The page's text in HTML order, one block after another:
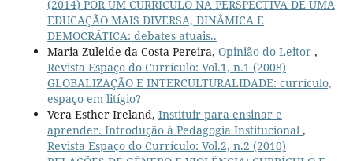
(2014) POR UM CURRÍCULO NA PERSPECTIVA DE UMA
EDUCAÇÃO MAIS DIVERSA, DINÂMICA E
DEMOCRÁTICA: debates atuais..
Maria Zuleide da Costa Pereira, Opinião do Leitor ,
Revista Espaço do Currículo: Vol.1, n.1 (2008)
GLOBALIZAÇÃO E INTERCULTURALIDADE: currículo,
espaço em litígio?
Vera Esther Ireland, Instituir para ensinar e
aprender. Introdução à Pedagogia Institucional ,
Revista Espaço do Currículo: Vol.2, n.2 (2010)